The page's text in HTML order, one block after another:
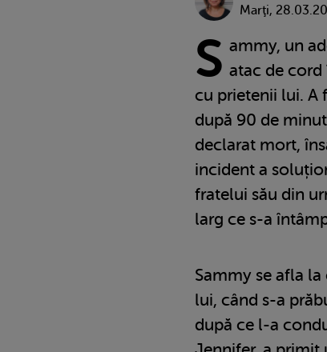
Marţi,
S ammy, un
atac de cord
cu prietenii lui. A
după 90 de
declarat mort,
incident a
fratelui său din
larg ce s-a
Sammy se afla
lui, când s-a
după ce l-a